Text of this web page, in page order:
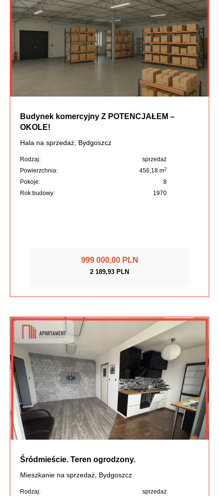
Budynek komercyjny Z POTENCJAŁEM –
OKOLE!
Hala na sprzedaż, Bydgoszcz
Rodzaj:
sprzedaż
Powierzchnia:
456,18 m2
Pokoje:
8
Rok budowy:
1970
999 000,00 PLN
2 189,93 PLN
Śródmieście. Teren ogrodzony.
Mieszkanie na sprzedaż, Bydgoszcz
Rodzaj:
sprzedaż